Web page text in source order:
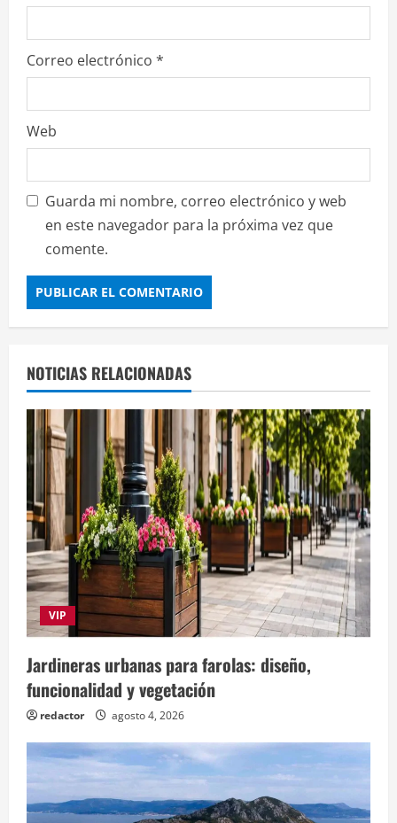
Correo electrónico *
Web
Guarda mi nombre, correo electrónico y web
en este navegador para la próxima vez que
comente.
NOTICIAS RELACIONADAS
VIP
Jardineras urbanas para farolas: diseño,
funcionalidad y vegetación
redactor agosto 4, 2026